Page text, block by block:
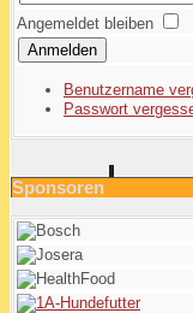
Angemeldet bleiben
Anmelden
Benutzername
Passwort
Sponsoren